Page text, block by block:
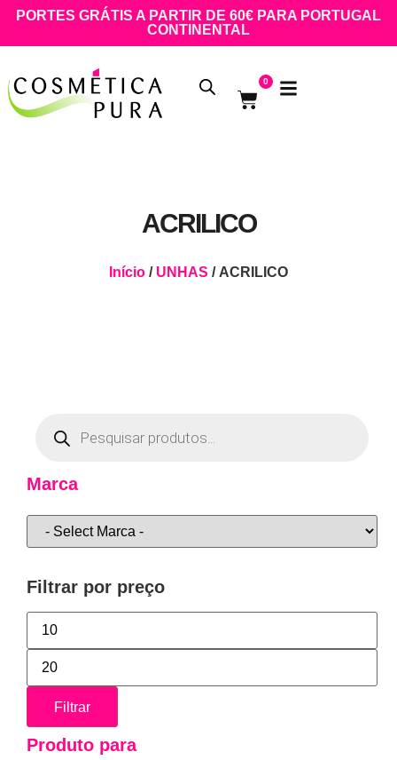
PORTES GRÁTIS A PARTIR DE 60€ PARA PORTUGAL
CONTINENTAL
0
ACRILICO
Início / UNHAS / ACRILICO
Marca
Filtrar por preço
Filtrar
Produto para